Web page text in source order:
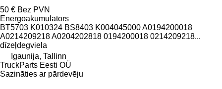
50 € Bez PVN
Energoakumulators
BT5703 K010324 BS8403 K004045000 A0194200018
A0214209218 A0204202818 0194200018 0214209218...
dīzeļdegviela
Igaunija, Tallinn
TruckParts Eesti OÜ
Sazināties ar pārdevēju